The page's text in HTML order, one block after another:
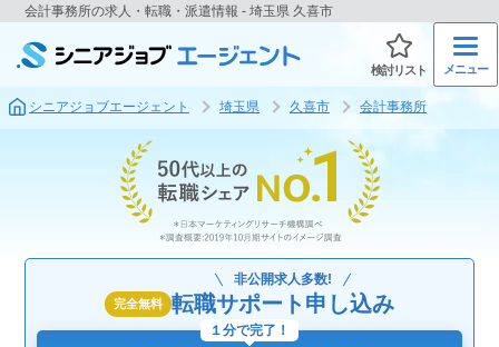
会計事務所の求人・転職・派遣情報 - 埼玉県 久喜市
検討リスト メニュー
シニアジョブエージェント 埼玉県 久喜市 会計事務所
完全無料
非公開求人多数!
転職サポート申し込み
１分で完了！